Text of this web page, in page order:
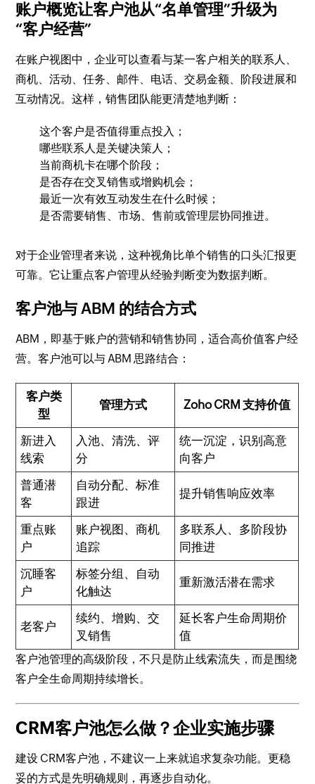
账户概览让客户池从“名单管理”升级为
“客户经营”
在账户视图中，企业可以查看与某一客户相关的联系人、
商机、活动、任务、邮件、电话、交易金额、阶段进展和
互动情况。这样，销售团队能更清楚地判断：
这个客户是否值得重点投入；
哪些联系人是关键决策人；
当前商机卡在哪个阶段；
是否存在交叉销售或增购机会；
最近一次有效互动发生在什么时候；
是否需要销售、市场、售前或管理层协同推进。
对于企业管理者来说，这种视角比单个销售的口头汇报更
可靠。它让重点客户管理从经验判断变为数据判断。
客户池与 ABM 的结合方式
ABM，即基于账户的营销和销售协同，适合高价值客户经
营。客户池可以与 ABM 思路结合：
客户类
型
管理方式 Zoho CRM 支持价值
新进入
线索
入池、清洗、评
分
统一沉淀，识别高意
向客户
普通潜
客
自动分配、标准
跟进
提升销售响应效率
重点账
户
账户视图、商机
追踪
多联系人、多阶段协
同推进
沉睡客
户
标签分组、自动
化触达
重新激活潜在需求
老客户
续约、增购、交
叉销售
延长客户生命周期价
值
客户池管理的高级阶段，不只是防止线索流失，而是围绕
客户全生命周期持续增长。
CRM客户池怎么做？企业实施步骤
建设 CRM客户池，不建议一上来就追求复杂功能。更稳
妥的方式是先明确规则，再逐步自动化。